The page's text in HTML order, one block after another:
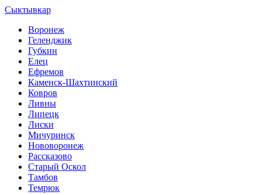
Сыктывкар
Воронеж
Геленджик
Губкин
Елец
Ефремов
Каменск-Шахтинский
Ковров
Ливны
Липецк
Лиски
Мичуринск
Нововоронеж
Рассказово
Старый Оскол
Тамбов
Темрюк